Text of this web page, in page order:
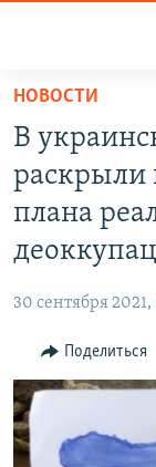
Вернуться
основному
содержанию
Вернутся
главной
Вернутся
поиску
СПЕЦПРОЕКТЫ
КАРТА ВОЕННЫХ
ВОДА
ИНТЕРАКТИВ
ИНФОГРАФИКА
ТЕЛЕПРОЕКТ
СОВЕТЫ
РАДІО СВОБОДА
КАК ОБОЙТИ
Українською
Qırımtatar
НОВОСТИ
В
раскрыли
плана
30 сентября 2021,
Поделиться